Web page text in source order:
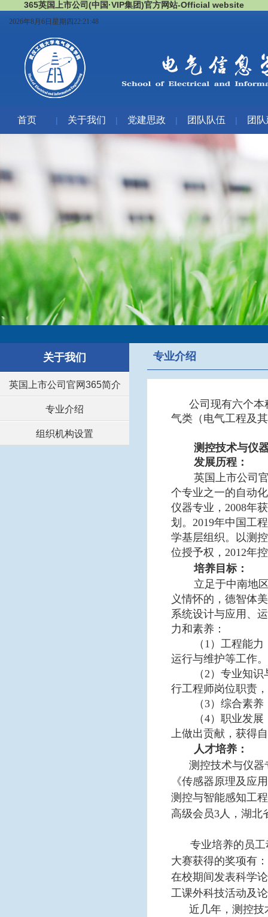
365英国上市公司(中国·VIP集团)官方网站-Official website
2026年8月6日星期四22:21:49
首页 | 关于我们 | 党建思政 | 团队队伍 | 团
关于我们
英国上市公司官网365简介
专业介绍
组织机构设置
专业介绍
公司现有六个
气类（电气工程及
测控技术与仪
发展历程：
英国上市公司
个专业之一的自动
仪器专业，2008年
划。2019年中国工
学基层组织。以测
位授予权，2012年
培养目标：
立足于中南地
义情怀的，德智体
系统设计与应用、
力和素养：
（ 1）工程能
运行与维护等工作。
（2）专业知识
行工程师岗位职责
（3）综合素养
（4）职业发展
上做出贡献，获得
人才培养：
测控技术与仪
《传感器原理及应
测控与智能感知工
高级会员3人，湖北
专业培养的员
大赛获得的奖项有
在校期间发表科学
工课外科技活动及
近几年，测控技